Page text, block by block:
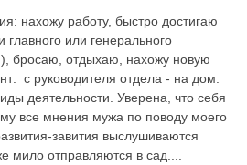
нахожу работу, быстро достигаю
или генерального
бросаю, отдыхаю, нахожу новую
с руководителя отдела - на дом.
деятельности. Уверена, что себя
все мнения мужа по поводу моего
завития выслушиваются
мило отправляются в сад....